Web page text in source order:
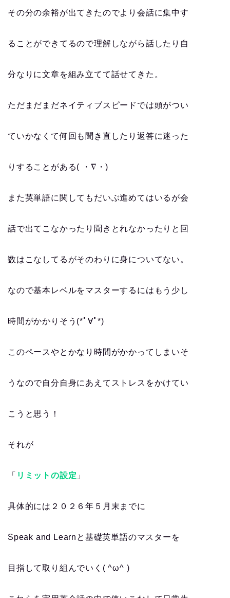
その分の余裕が出てきたのでより会話に集中す
ることができてるので理解しながら話したり自
分なりに文章を組み立てて話せてきた。
ただまだまだネイティブスピードでは頭がつい
ていかなくて何回も聞き直したり返答に迷った
りすることがある( ・∇・)
また英単語に関してもだいぶ進めてはいるが会
話で出てこなかったり聞きとれなかったりと回
数はこなしてるがそのわりに身についてない。
なので基本レベルをマスターするにはもう少し
時間がかかりそう(*ﾟ∀ﾟ*)
このペースやとかなり時間がかかってしまいそ
うなので自分自身にあえてストレスをかけてい
こうと思う！
それが
「 リミットの設定 」
具体的には２０２６年５月末までに
Speak and Learnと基礎英単語のマスターを
目指して取り組んでいく( ^ω^ )